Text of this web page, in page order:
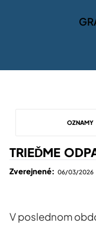
OZNAMY
TRIEĎME
Zverejnené: 06/03/2026
V poslednom